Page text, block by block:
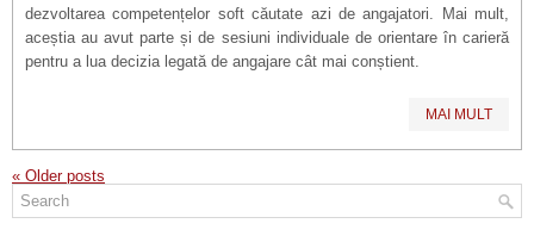
dezvoltarea competențelor soft căutate azi de angajatori. Mai mult,
aceștia au avut parte și de sesiuni individuale de orientare în carieră
pentru a lua decizia legată de angajare cât mai conștient.
MAI MULT
« Older posts